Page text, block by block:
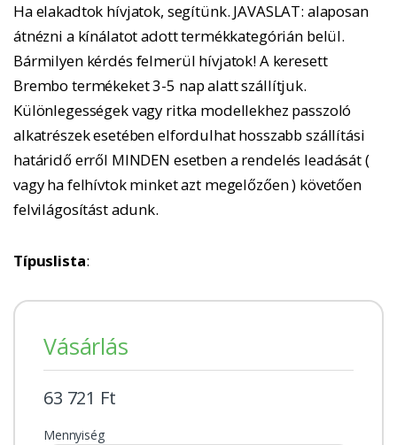
Ha elakadtok hívjatok, segítünk. JAVASLAT: alaposan
átnézni a kínálatot adott termékkategórián belül.
Bármilyen kérdés felmerül hívjatok! A keresett
Brembo termékeket 3-5 nap alatt szállítjuk.
Különlegességek vagy ritka modellekhez passzoló
alkatrészek esetében elfordulhat hosszabb szállítási
határidő erről MINDEN esetben a rendelés leadását (
vagy ha felhívtok minket azt megelőzően ) követően
felvilágosítást adunk.
Típuslista:
Vásárlás
63 721 Ft
Mennyiség